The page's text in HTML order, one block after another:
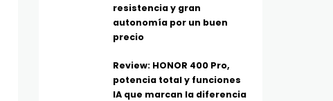
resistencia y gran
autonomía por un buen
precio
Review: HONOR 400 Pro,
potencia total y funciones
IA que marcan la diferencia